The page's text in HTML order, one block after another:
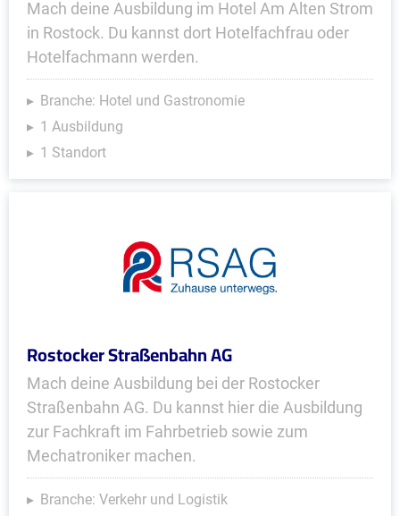
Mach deine Ausbildung im Hotel Am Alten Strom
in Rostock. Du kannst dort Hotelfachfrau oder
Hotelfachmann werden.
Branche: Hotel und Gastronomie
1 Ausbildung
1 Standort
Rostocker Straßenbahn AG
Mach deine Ausbildung bei der Rostocker
Straßenbahn AG. Du kannst hier die Ausbildung
zur Fachkraft im Fahrbetrieb sowie zum
Mechatroniker machen.
Branche: Verkehr und Logistik